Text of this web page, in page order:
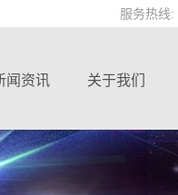
服务热线:
闻资讯 关于我们